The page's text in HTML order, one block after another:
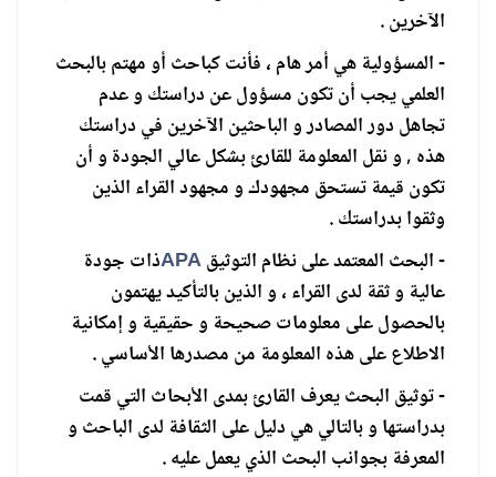
الآخرين .
- المسؤولية هي أمر هام ، فأنت كباحث أو مهتم بالبحث
العلمي يجب أن تكون مسؤول عن دراستك و عدم
تجاهل دور المصادر و الباحثين الآخرين في دراستك
هذه , و نقل المعلومة للقارئ بشكل عالي الجودة و أن
تكون قيمة تستحق مجهودك و مجهود القراء الذين
وثقوا بدراستك .
- البحث المعتمد على نظام التوثيقAPAذات جودة
عالية و ثقة لدى القراء ، و الذين بالتأكيد يهتمون
بالحصول على معلومات صحيحة و حقيقية و إمكانية
الاطلاع على هذه المعلومة من مصدرها الأساسي .
- توثيق البحث يعرف القارئ بمدى الأبحاث التي قمت
بدراستها و بالتالي هي دليل على الثقافة لدى الباحث و
المعرفة بجوانب البحث الذي يعمل عليه .